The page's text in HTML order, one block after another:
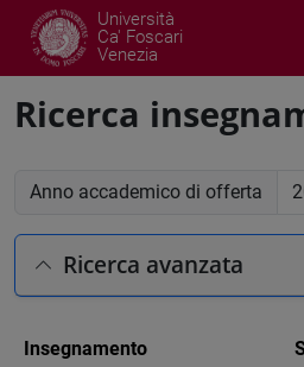
Università
Ca' Foscari
Venezia
Ricerca
Anno accademico di offerta
Ricerca avanzata
Insegnamento